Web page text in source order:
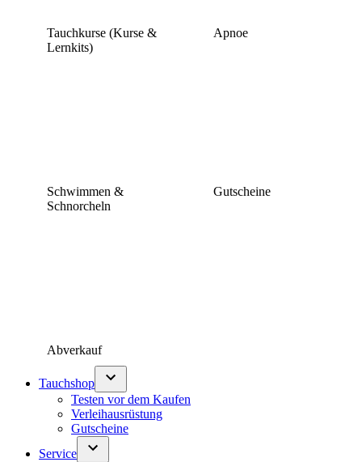
Tauchkurse (Kurse &
Lernkits)
Apnoe
Schwimmen &
Schnorcheln
Gutscheine
Abverkauf
Tauchshop
Testen vor dem Kaufen
Verleihausrüstung
Gutscheine
Service